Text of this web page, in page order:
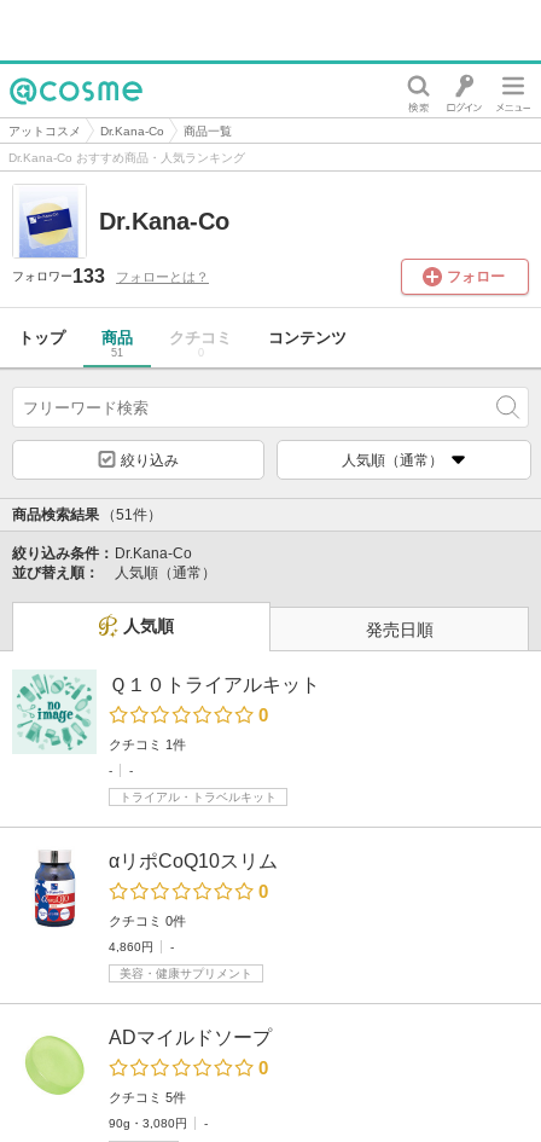
@cosme
アットコスメ Dr.Kana-Co
商品一覧
Dr.Kana-Co おすすめ商品・人気ランキング
Dr.Kana-Co
フォロワー133 フォローとは？ フォロー
トップ 商品
51
クチコミ
0
コンテンツ
絞り込み 人気順（通常）
商品検索結果 （51件）
絞り込み条件： Dr.Kana-Co
並び替え順：
人気順（通常）
人気順 発売日順
Ｑ１０トライアルキット
0
クチコミ 1件
-
-
トライアル・トラベルキット
αリポCoQ10スリム
0
クチコミ 0件
4,860円
-
美容・健康サプリメント
ADマイルドソープ
0
クチコミ 5件
90g・3,080円
-